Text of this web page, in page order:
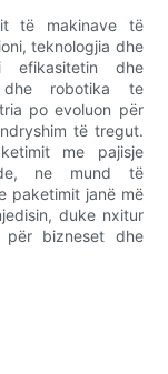
të makinave të
teknologjia dhe
dhe
dhe robotika te
po evoluon për
të tregut.
me pajisje
ne mund të
paketimit janë më
duke nxitur
bizneset dhe